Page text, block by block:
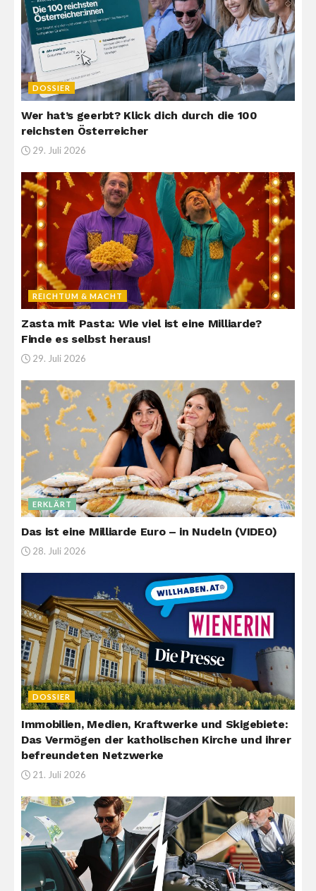
DOSSIER
Wer hat’s geerbt? Klick dich durch die 100
reichsten Österreicher
29. Juli 2026
REICHTUM & MACHT
Zasta mit Pasta: Wie viel ist eine Milliarde?
Finde es selbst heraus!
29. Juli 2026
ERKLÄRT
Das ist eine Milliarde Euro – in Nudeln (VIDEO)
28. Juli 2026
DOSSIER
Immobilien, Medien, Kraftwerke und Skigebiete:
Das Vermögen der katholischen Kirche und ihrer
befreundeten Netzwerke
21. Juli 2026